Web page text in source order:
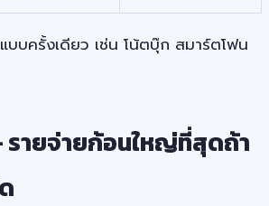
บบครั้งเดียว เช่น โน้ตบุ๊ก สมาร์ตโฟน
รายจ่ายก้อนใหญ่ที่สุดถ้า